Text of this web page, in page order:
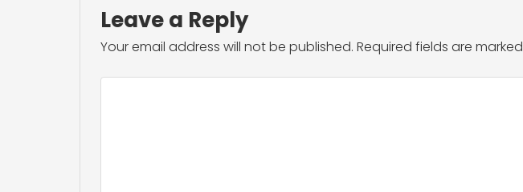
Leave a Reply
Your email address will not be published. Required fields are marked